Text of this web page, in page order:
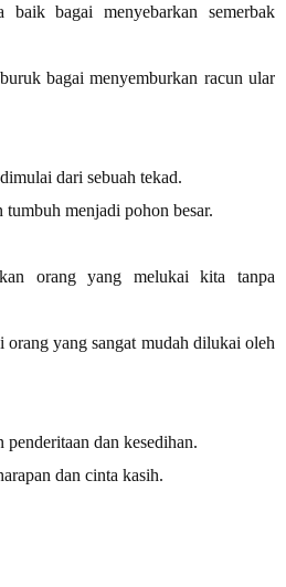
baik bagai menyebarkan semerbak
bagai menyemburkan racun ular
dari sebuah tekad.
menjadi pohon besar.
orang yang melukai kita tanpa
yang sangat mudah dilukai oleh
dan kesedihan.
dan cinta kasih.